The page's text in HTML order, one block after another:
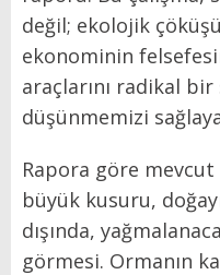
değil; ekolojik
ekonominin
araçlarını radikal
düşünmemizi
Rapora göre
büyük kusuru,
dışında,
görmesi. Ormanın